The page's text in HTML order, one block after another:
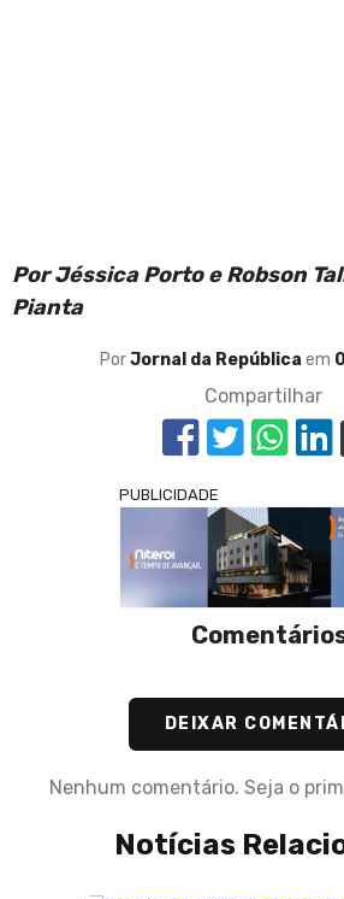
Por Jéssica Porto e Robson
Pianta
PorJornal da República em
Compartilhar
PUBLICIDADE
DEIXAR
Nenhum comentário. Seja o
Notícias